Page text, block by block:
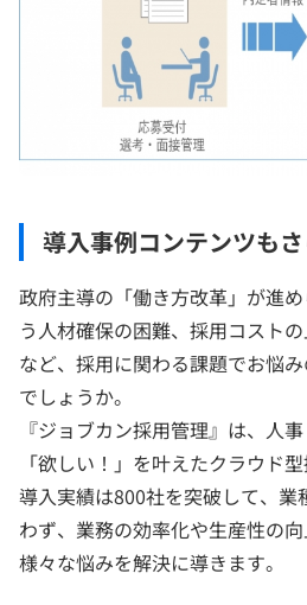
導入事例コンテンツも
政府主導の「働き方改革」が進
う人材確保の困難、採用コスト
など、採用に関わる課題でお悩
でしょうか。
『ジョブカン採用管理』は、人
「欲しい！」を叶えたクラウド
導入実績は800社を突破して、業
わず、業務の効率化や生産性の
様々な悩みを解決に導きます。